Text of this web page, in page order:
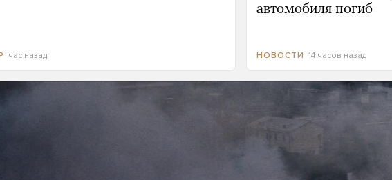
час назад
автомобиля погиб
НОВОСТИ 14 часов назад